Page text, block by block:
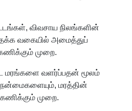
விவசாய நிலங்களின்
வகையில் அமைத்துப்
முறை.
மரங்களை வளர்ப்பதன் மூலம்
நன்மைகளையும், மரத்தின்
முறை.